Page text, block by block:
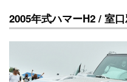
2005年式ハマーH2 / 室